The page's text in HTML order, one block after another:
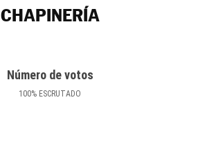
CHAPINERÍA
Número de votos
100% ESCRUTADO